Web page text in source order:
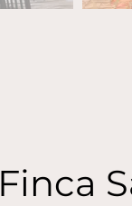
Finca